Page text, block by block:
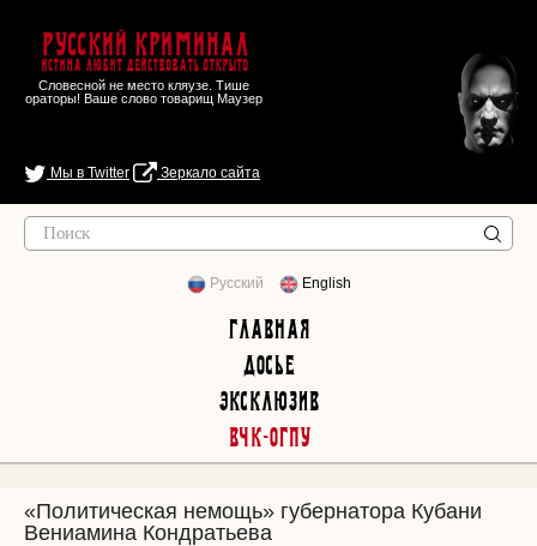
Русский Криминал
Истина любит действовать открыто
Словесной не место кляузе. Тише
ораторы! Ваше слово товарищ Маузер
Мы в Twitter Зеркало сайта
Русский English
Главная
Досье
Эксклюзив
ВЧК-ОГПУ
«Политическая немощь» губернатора Кубани
Вениамина Кондратьева